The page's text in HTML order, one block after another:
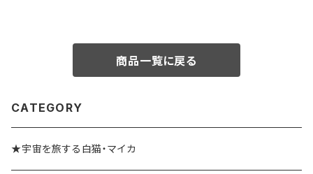
商品一覧に戻る
CATEGORY
★宇宙を旅する白猫・マイカ